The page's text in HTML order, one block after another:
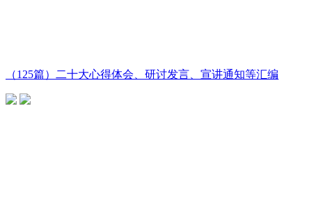
（125篇）二十大心得体会、研讨发言、宣讲通知等汇编